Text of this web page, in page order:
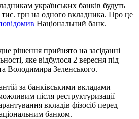
українських банків будуть
тис. грн на одного вкладника. Про це
Національний банк.
рішення прийнято на засіданні
яке відбулося 2 вересня під
Володимира Зеленського.
за банківськими вкладами
після реструктуризації
вкладів фізосіб перед
банком.